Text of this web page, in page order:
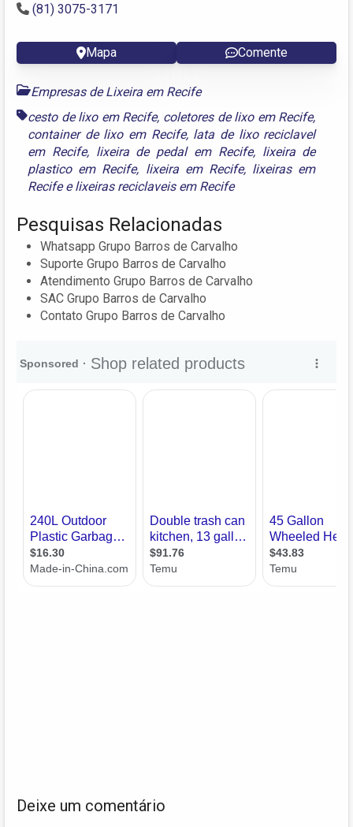
(81) 3075-3171
Mapa Comente
Empresas de Lixeira em Recife
cesto de lixo em Recife, coletores de lixo em Recife,
container de lixo em Recife, lata de lixo reciclavel
em Recife, lixeira de pedal em Recife, lixeira de
plastico em Recife, lixeira em Recife, lixeiras em
Recifeelixeiras reciclaveis em Recife
Pesquisas Relacionadas
Whatsapp Grupo Barros de Carvalho
Suporte Grupo Barros de Carvalho
Atendimento Grupo Barros de Carvalho
SAC Grupo Barros de Carvalho
Contato Grupo Barros de Carvalho
Deixe um comentário